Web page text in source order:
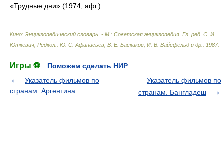
«Трудные дни» (1974, афг.)
Кино: Энциклопедический словарь. - М.: Советская энциклопедия Гл. ред. С. И.
Юткевич; Редкол.: Ю. С. Афанасьев, В. Е. Баскаков, И. В. Вайсфельд и др.
1987.
Игры ⚽
Поможем сделать НИР
Указатель фильмов по
странам. Аргентина
Указатель фильмов по
странам. Бангладеш